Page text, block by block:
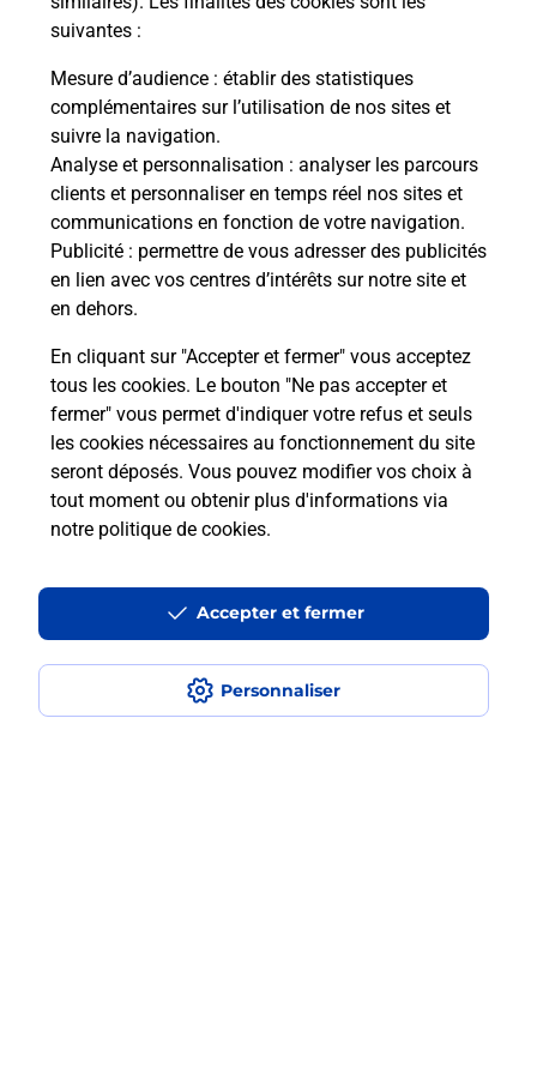
suivantes :
Mesure d’audience : établir des statistiques
complémentaires sur l’utilisation de nos sites et
suivre la navigation.
Analyse et personnalisation : analyser les parcours
clients et personnaliser en temps réel nos sites et
communications en fonction de votre navigation.
Publicité : permettre de vous adresser des publicités
en lien avec vos centres d’intérêts sur notre site et
en dehors.
En cliquant sur "Accepter et fermer" vous acceptez
tous les cookies. Le bouton "Ne pas accepter et
fermer" vous permet d'indiquer votre refus et seuls
les cookies nécessaires au fonctionnement du site
seront déposés. Vous pouvez modifier vos choix à
tout moment ou obtenir plus d'informations via
notre politique de cookies.
Personnaliser
Accepter et fermer
Envoyer un colis
Vous souhaitez envoyer un colis depuis :
AMNEVILLE (57360) ? Découvrez toutes les
solutions proposées par La Poste.
En savoir plus
Questions fréquemment posées
La téléassistance classique avec
médaillon d’alarme qu’est ce que
Comment fonctionne la